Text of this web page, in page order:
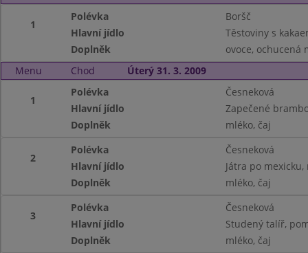
1
Polévka
Boršč
Hlavní jídlo
Těstoviny s
Doplněk
ovoce, ochucená
Menu
Chod Úterý 31. 3. 2009
1
Polévka
Česneková
Hlavní jídlo
Zapečené
Doplněk
mléko, čaj
2
Polévka
Česneková
Hlavní jídlo
Játra po mexicku,
Doplněk
mléko, čaj
3
Polévka
Česneková
Hlavní jídlo
Studený talíř,
Doplněk
mléko, čaj